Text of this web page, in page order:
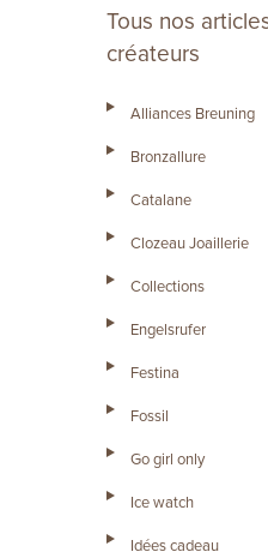
Tous nos
créateurs
Alliances Breuning
Bronzallure
Catalane
Clozeau Joaillerie
Collections
Engelsrufer
Festina
Fossil
Go girl only
Ice watch
Idées cadeau